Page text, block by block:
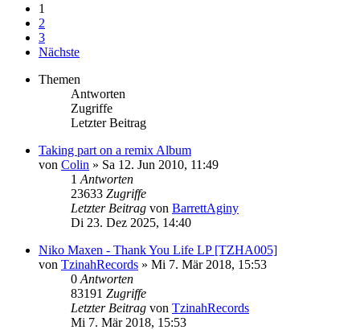
1
2
3
Nächste
Themen
Antworten
Zugriffe
Letzter Beitrag
Taking part on a remix Album
von Colin » Sa 12. Jun 2010, 11:49
1 Antworten
23633 Zugriffe
Letzter Beitrag von BarrettAginy
Di 23. Dez 2025, 14:40
Niko Maxen - Thank You Life LP [TZHA005]
von TzinahRecords » Mi 7. Mär 2018, 15:53
0 Antworten
83191 Zugriffe
Letzter Beitrag von TzinahRecords
Mi 7. Mär 2018, 15:53